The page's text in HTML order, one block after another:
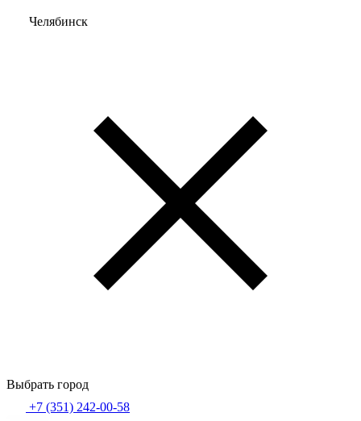
Челябинск
Выбрать город
+7 (351) 242-00-58